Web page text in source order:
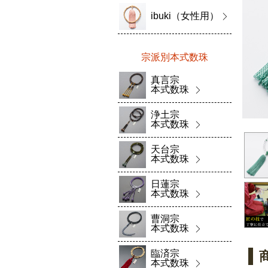
ibuki（女性用）
宗派別本式数珠
真言宗
本式数珠
浄土宗
本式数珠
天台宗
本式数珠
日蓮宗
本式数珠
曹洞宗
本式数珠
臨済宗
本式数珠